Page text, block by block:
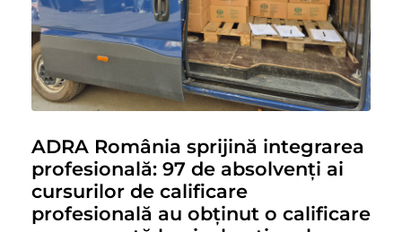
ADRA România sprijină integrarea
profesională: 97 de absolvenți ai
cursurilor de calificare
profesională au obținut o calificare